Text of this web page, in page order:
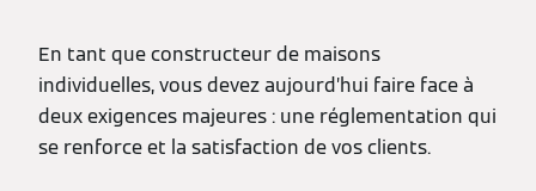
En tant que constructeur de maisons
individuelles, vous devez aujourd’hui faire face à
deux exigences majeures : une réglementation qui
se renforce et la satisfaction de vos clients.